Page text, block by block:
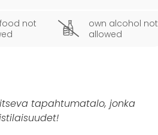
not
own alcohol not
allowed
tapahtumatalo, jonka